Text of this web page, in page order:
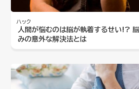
ハック
人間が悩むのは脳が執着するせい!?
みの意外な解決法とは